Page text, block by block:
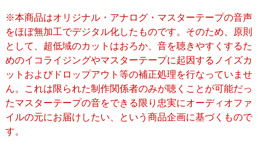
※本商品はオリジナル・アナログ・マスターテープの音声
をほぼ無加工でデジタル化したものです。そのため、原則
として、超低域のカットはおろか、音を聴きやすくするた
めのイコライジングやマスターテープに起因するノイズカ
ットおよびドロップアウト等の補正処理を行なっていませ
ん。これは限られた制作関係者のみが聴くことが可能だっ
たマスターテープの音をできる限り忠実にオーディオファ
イルの元にお届けしたい、という商品企画に基づくもので
す。